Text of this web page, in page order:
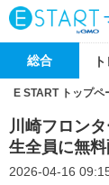
総合
E START トップペ
川崎フロン
生全員に無
2026-04-16